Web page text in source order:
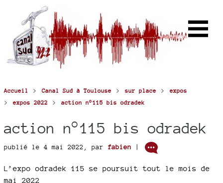
Accueil > Canal Sud à Toulouse > sur place > expos
> expos 2022 > action n°115 bis odradek
action n°115 bis odradek
publié le 4 mai 2022 , par fabien |
L’expo odradek 115 se poursuit tout le mois de
mai 2022